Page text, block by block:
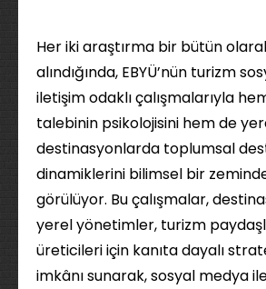
Her iki araştırma bir bütün
alındığında, EBYÜ’nün turizm
iletişim odaklı çalışmalarıyla
talebinin psikolojisini hem de
destinasyonlarda toplumsal
dinamiklerini bilimsel bir
görülüyor. Bu çalışmalar,
yerel yönetimler, turizm
üreticileri için kanıta dayalı
imkânı sunarak, sosyal medya